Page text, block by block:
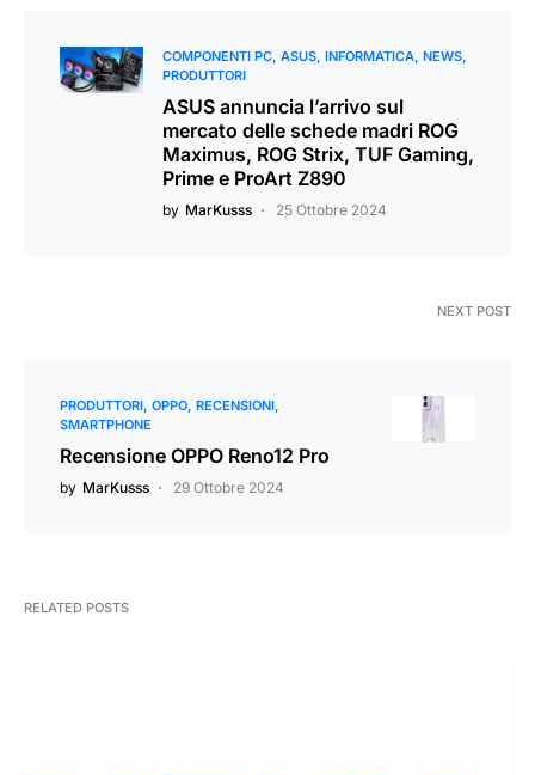
COMPONENTI PC ASUS INFORMATICA NEWS
PRODUTTORI
ASUS annuncia l’arrivo sul
mercato delle schede madri ROG
Maximus, ROG Strix, TUF Gaming,
Prime e ProArt Z890
by MarKusss 25 Ottobre 2024
NEXT POST
PRODUTTORI OPPO RECENSIONI
SMARTPHONE
Recensione OPPO Reno12 Pro
by MarKusss 29 Ottobre 2024
RELATED POSTS